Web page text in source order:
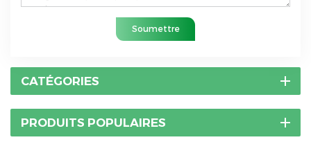
Soumettre
CATÉGORIES
PRODUITS POPULAIRES